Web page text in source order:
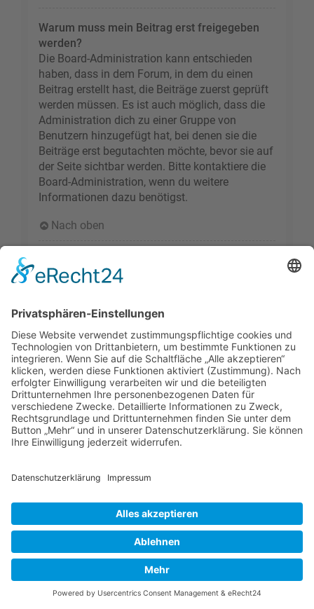
Warum muss mein Beitrag erst freigegeben
werden?
Die Board-Administration kann entschieden
haben, dass in dem Forum, in dem du einen
Beitrag erstellt hast, die Beiträge zuerst geprüft
werden müssen. Es ist auch möglich, dass die
Administration dich zu einer Gruppe von
Benutzern hinzugefügt hat, bei denen sie die
Beiträge erst begutachten möchte, bevor sie auf
der Seite sichtbar werden. Bitte kontaktiere die
Board-Administration, wenn du weitere
Informationen dazu benötigst.
Nach oben
Durch Klicken des „Thema als neu markieren“-
Thema wieder ganz nach oben auf die erste
Seite des Forums holen. Wenn du den
entsprechenden Link nicht siehst, dann ist die
Funktion möglicherweise deaktiviert oder seit
der letzten Markierung ist nicht genügend Zeit
vergangen. Es ist auch möglich, das Thema
nach oben zu holen, indem du einfach eine
Antwort darauf schreibst. Stelle jedoch sicher,
dass du die Regeln dieses Boards beachtest! Es
wird meist nicht gerne gesehen, wenn ohne
Themen geantwortet wird.
Nach oben
Textforma
und
Thementy